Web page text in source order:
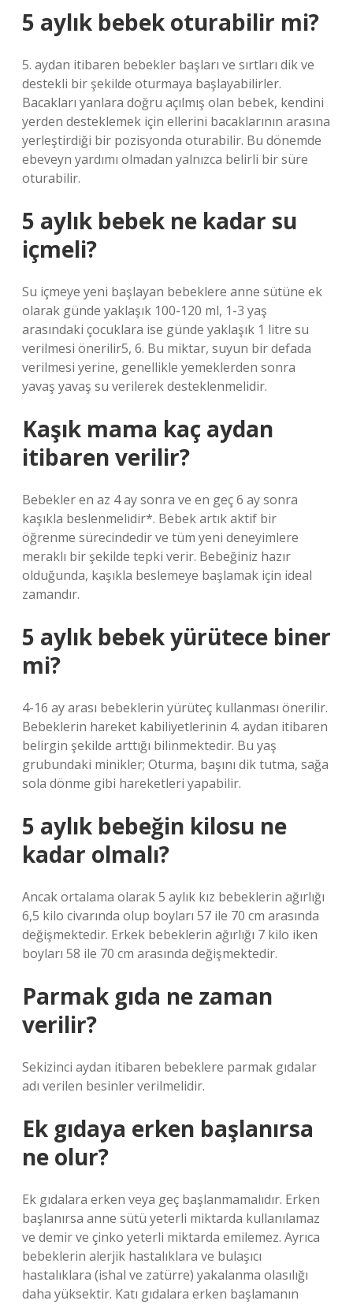
5 aylık bebek oturabilir mi?
5. aydan itibaren bebekler başları ve sırtları dik ve
destekli bir şekilde oturmaya başlayabilirler.
Bacakları yanlara doğru açılmış olan bebek, kendini
yerden desteklemek için ellerini bacaklarının arasına
yerleştirdiği bir pozisyonda oturabilir. Bu dönemde
ebeveyn yardımı olmadan yalnızca belirli bir süre
oturabilir.
5 aylık bebek ne kadar su
içmeli?
Su içmeye yeni başlayan bebeklere anne sütüne ek
olarak günde yaklaşık 100-120 ml, 1-3 yaş
arasındaki çocuklara ise günde yaklaşık 1 litre su
verilmesi önerilir5, 6. Bu miktar, suyun bir defada
verilmesi yerine, genellikle yemeklerden sonra
yavaş yavaş su verilerek desteklenmelidir.
Kaşık mama kaç aydan
itibaren verilir?
Bebekler en az 4 ay sonra ve en geç 6 ay sonra
kaşıkla beslenmelidir*. Bebek artık aktif bir
öğrenme sürecindedir ve tüm yeni deneyimlere
meraklı bir şekilde tepki verir. Bebeğiniz hazır
olduğunda, kaşıkla beslemeye başlamak için ideal
zamandır.
5 aylık bebek yürütece biner
mi?
4-16 ay arası bebeklerin yürüteç kullanması önerilir.
Bebeklerin hareket kabiliyetlerinin 4. aydan itibaren
belirgin şekilde arttığı bilinmektedir. Bu yaş
grubundaki minikler; Oturma, başını dik tutma, sağa
sola dönme gibi hareketleri yapabilir.
5 aylık bebeğin kilosu ne
kadar olmalı?
Ancak ortalama olarak 5 aylık kız bebeklerin ağırlığı
6,5 kilo civarında olup boyları 57 ile 70 cm arasında
değişmektedir. Erkek bebeklerin ağırlığı 7 kilo iken
boyları 58 ile 70 cm arasında değişmektedir.
Parmak gıda ne zaman
verilir?
Sekizinci aydan itibaren bebeklere parmak gıdalar
adı verilen besinler verilmelidir.
Ek gıdaya erken başlanırsa
ne olur?
Ek gıdalara erken veya geç başlanmamalıdır. Erken
başlanırsa anne sütü yeterli miktarda kullanılamaz
ve demir ve çinko yeterli miktarda emilemez. Ayrıca
bebeklerin alerjik hastalıklara ve bulaşıcı
hastalıklara (ishal ve zatürre) yakalanma olasılığı
daha yüksektir. Katı gıdalara erken başlamanın